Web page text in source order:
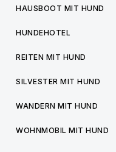
HAUSBOOT MIT HUND
HUNDEHOTEL
REITEN MIT HUND
SILVESTER MIT HUND
WANDERN MIT HUND
WOHNMOBIL MIT HUND